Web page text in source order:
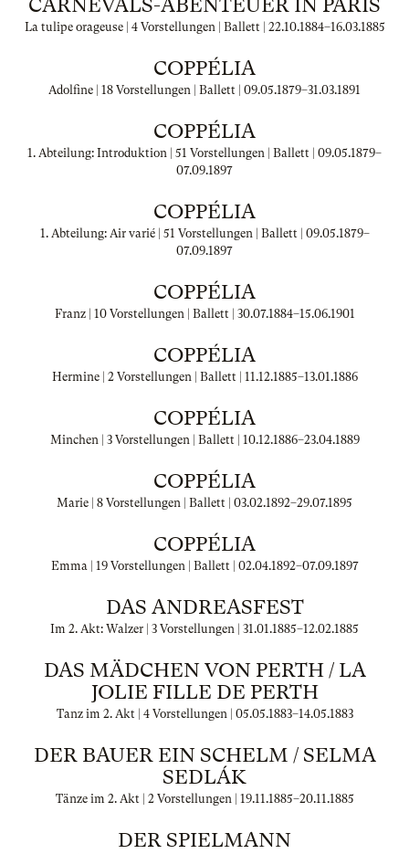
CARNEVALS-ABENTEUER IN PARIS
La tulipe orageuse | 4 Vorstellungen | Ballett | 22.10.1884–16.03.1885
COPPÉLIA
Adolfine | 18 Vorstellungen | Ballett | 09.05.1879–31.03.1891
COPPÉLIA
1. Abteilung: Introduktion | 51 Vorstellungen | Ballett | 09.05.1879–
07.09.1897
COPPÉLIA
1. Abteilung: Air varié | 51 Vorstellungen | Ballett | 09.05.1879–
07.09.1897
COPPÉLIA
Franz | 10 Vorstellungen | Ballett | 30.07.1884–15.06.1901
COPPÉLIA
Hermine | 2 Vorstellungen | Ballett | 11.12.1885–13.01.1886
COPPÉLIA
Minchen | 3 Vorstellungen | Ballett | 10.12.1886–23.04.1889
COPPÉLIA
Marie | 8 Vorstellungen | Ballett | 03.02.1892–29.07.1895
COPPÉLIA
Emma | 19 Vorstellungen | Ballett | 02.04.1892–07.09.1897
DAS ANDREASFEST
Im 2. Akt: Walzer | 3 Vorstellungen | 31.01.1885–12.02.1885
DAS MÄDCHEN VON PERTH / LA
JOLIE FILLE DE PERTH
Tanz im 2. Akt | 4 Vorstellungen | 05.05.1883–14.05.1883
DER BAUER EIN SCHELM / SELMA
SEDLÁK
Tänze im 2. Akt | 2 Vorstellungen | 19.11.1885–20.11.1885
DER SPIELMANN